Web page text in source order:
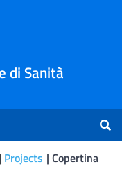
di Sanità
Projects Copertina